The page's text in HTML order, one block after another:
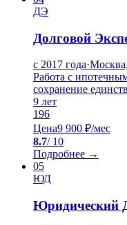
ДЭ
Долговой
с 2017 года·
Работа с
сохранение
9 лет
196
Цена9 900 ₽/мес
8.7/ 10
Подробнее →
05
ЮД
Юридический